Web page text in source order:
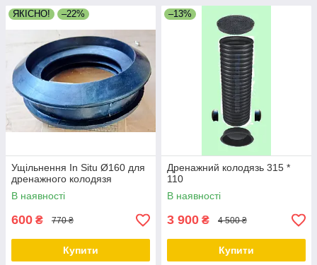
ЯКІСНО! –22%
Ущільнення In Situ Ø160 для
дренажного колодязя
В наявності
600 ₴ 770 ₴
Купити
–13%
Дренажний колодязь 315 *
110
В наявності
3 900 ₴ 4 500 ₴
Купити